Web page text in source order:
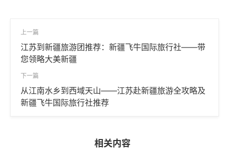
上一篇
江苏到新疆旅游团推荐：新疆飞牛国际旅行社——带
您领略大美新疆
下一篇
从江南水乡到西域天山——江苏赴新疆旅游全攻略及
新疆飞牛国际旅行社推荐
相关内容